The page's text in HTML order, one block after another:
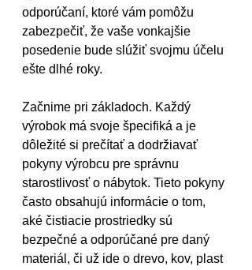
odporúčaní, ktoré vám pomôžu
zabezpečiť, že vaše vonkajšie
posedenie bude slúžiť svojmu účelu
ešte dlhé roky.
Začnime pri základoch. Každý
výrobok má svoje špecifiká a je
dôležité si prečítať a dodržiavať
pokyny výrobcu pre správnu
starostlivosť o nábytok. Tieto pokyny
často obsahujú informácie o tom,
aké čistiacie prostriedky sú
bezpečné a odporúčané pre daný
materiál, či už ide o drevo, kov, plast